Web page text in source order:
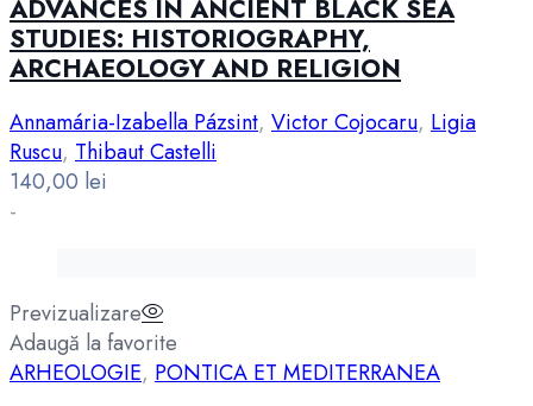
ADVANCES IN ANCIENT BLACK SEA
STUDIES: HISTORIOGRAPHY,
ARCHAEOLOGY AND RELIGION
Annamária-Izabella Pázsint, Victor Cojocaru, Ligia
Ruscu, Thibaut Castelli
140,00 lei
-
Previzualizare
Adaugă la favorite
ARHEOLOGIE, PONTICA ET MEDITERRANEA